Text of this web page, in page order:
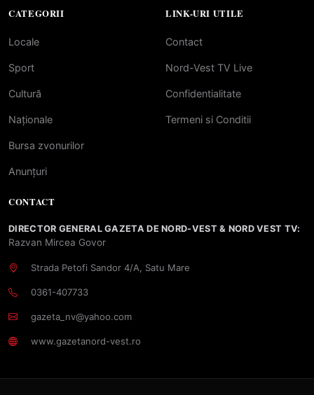
CATEGORII
Locale
Sport
Cultură
Naționale
Bursa zvonurilor
Anunțuri
LINK-URI UTILE
Contact
Nord-Vest TV Live
Confidentialitate
Termeni si Conditii
CONTACT
DIRECTOR GENERAL GAZETA DE NORD-VEST & NORD VEST TV:
Razvan Mircea Govor
Strada Petofi Sandor 4/A, Satu Mare
0361-407733
gazeta_nv@yahoo.com
www.gazetanord-vest.ro